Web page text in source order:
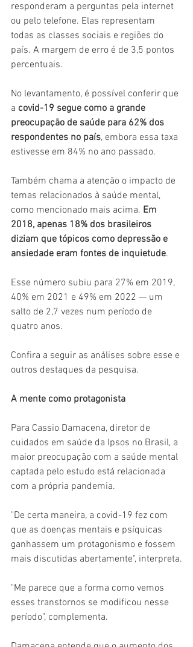
responderam a perguntas pela internet
ou pelo telefone. Elas representam
todas as classes sociais e regiões do
país. A margem de erro é de 3,5 pontos
percentuais.
No levantamento, é possível conferir que
a covid-19 segue como a grande
preocupação de saúde para 62% dos
respondentes no país, embora essa taxa
estivesse em 84% no ano passado.
Também chama a atenção o impacto de
temas relacionados à saúde mental,
como mencionado mais acima. Em
2018, apenas 18% dos brasileiros
diziam que tópicos como depressão e
ansiedade eram fontes de inquietude.
Esse número subiu para 27% em 2019,
40% em 2021 e 49% em 2022 — um
salto de 2,7 vezes num período de
quatro anos.
Confira a seguir as análises sobre esse e
outros destaques da pesquisa.
A mente como protagonista
Para Cassio Damacena, diretor de
cuidados em saúde da Ipsos no Brasil, a
maior preocupação com a saúde mental
captada pelo estudo está relacionada
com a própria pandemia.
"De certa maneira, a covid-19 fez com
que as doenças mentais e psíquicas
ganhassem um protagonismo e fossem
mais discutidas abertamente", interpreta.
"Me parece que a forma como vemos
esses transtornos se modificou nesse
período", complementa.